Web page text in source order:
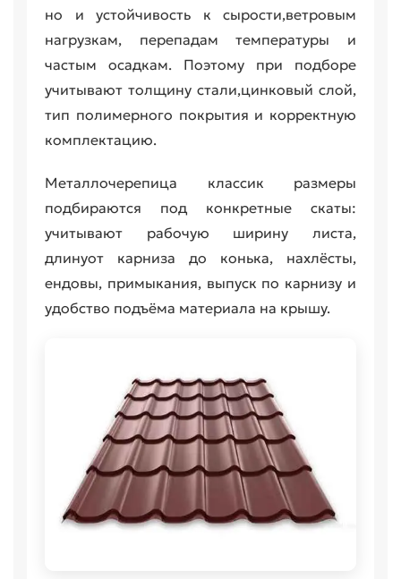
но и устойчивость к сырости,ветровым
нагрузкам, перепадам температуры и
частым осадкам. Поэтому при подборе
учитывают толщину стали,цинковый слой,
тип полимерного покрытия и корректную
комплектацию.
Металлочерепица классик размеры
подбираются под конкретные скаты:
учитывают рабочую ширину листа,
длинуот карниза до конька, нахлёсты,
ендовы, примыкания, выпуск по карнизу и
удобство подъёма материала на крышу.